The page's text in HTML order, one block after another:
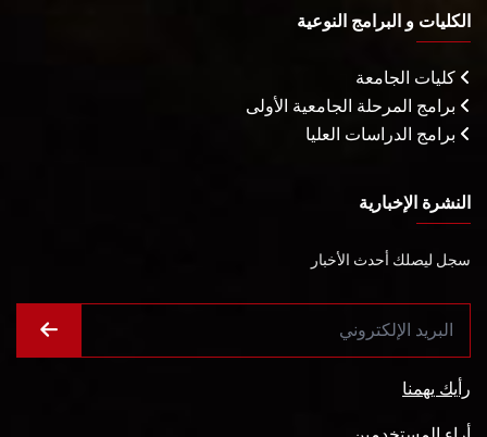
الكليات و البرامج النوعية
كليات الجامعة
برامج المرحلة الجامعية الأولى
برامج الدراسات العليا
النشرة الإخبارية
سجل ليصلك أحدث الأخبار
رأيك يهمنا